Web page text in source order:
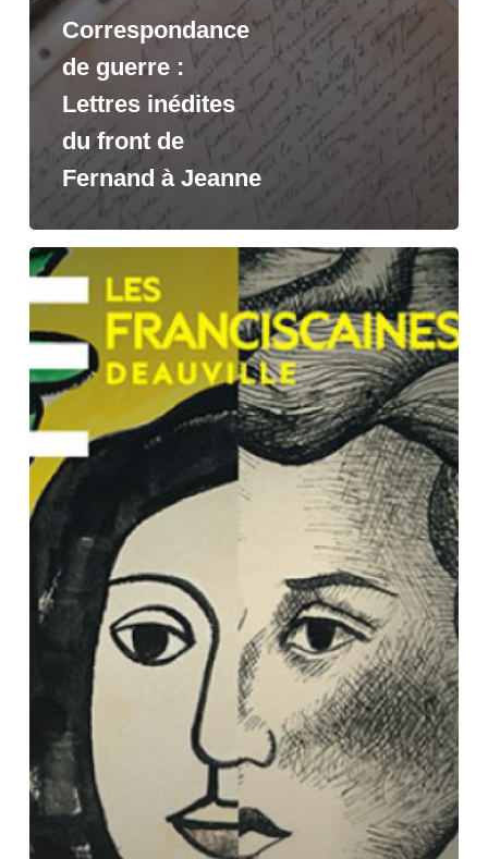
Correspondance
de guerre :
Lettres inédites
du front de
Fernand à Jeanne